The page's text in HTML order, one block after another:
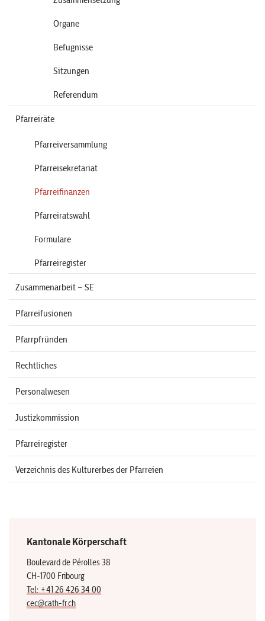
Organe
Befugnisse
Sitzungen
Referendum
Pfarreiräte
Pfarreiversammlung
Pfarreisekretariat
Pfarreifinanzen
Pfarreiratswahl
Formulare
Pfarreiregister
Zusammenarbeit – SE
Pfarreifusionen
Pfarrpfründen
Rechtliches
Personalwesen
Justizkommission
Pfarreiregister
Verzeichnis des Kulturerbes der Pfarreien
Kantonale Körperschaft
Boulevard de Pérolles 38
CH-1700 Fribourg
Tel: +41 26 426 34 00
cec@cath-fr.ch